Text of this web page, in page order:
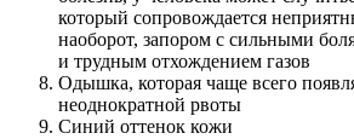
который сопровождается
наоборот, запором с сильными
и трудным отхождением газов
Одышка, которая чаще всего
неоднократной рвоты
Синий оттенок кожи